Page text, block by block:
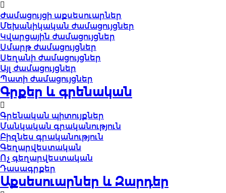
Ժամացույցի աքսեսուարներ
Մեխանիկական ժամացույցներ
Կվարցային ժամացույցներ
Սմարթ ժամացույցներ
Սեղանի ժամացույցներ
Այլ ժամացույցներ
Պատի ժամացույցներ
Գրքեր և գրենական
Գրենական պիտույքներ
Մանկական գրականություն
Բիզնես գրականություն
Գեղարվեստական
Ոչ գեղարվեստական
Դասագրքեր
Աքսեսուարներ և Զարդեր